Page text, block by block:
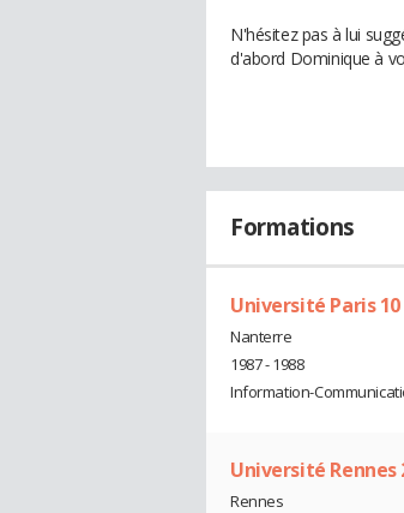
N'hésitez pas à lui
d'abord Dominique à
Formations
Université Paris
Nanterre
1987 - 1988
Information-
Université
Rennes